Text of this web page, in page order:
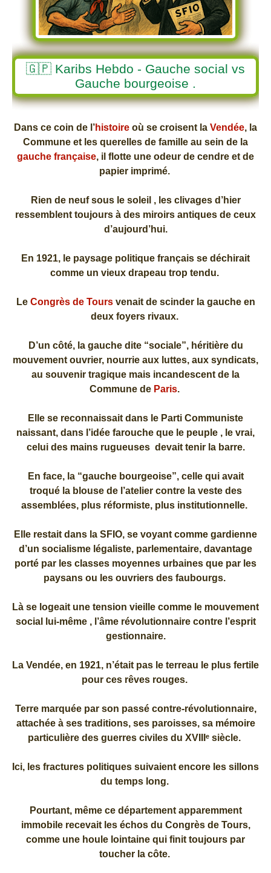
🇬🇵 Karibs Hebdo - Gauche social vs
Gauche bourgeoise .
Dans ce coin de l’histoire où se croisent la Vendée, la
Commune et les querelles de famille au sein de la
gauche française, il flotte une odeur de cendre et de
papier imprimé.
Rien de neuf sous le soleil , les clivages d’hier
ressemblent toujours à des miroirs antiques de ceux
d’aujourd’hui.
En 1921, le paysage politique français se déchirait
comme un vieux drapeau trop tendu.
Le Congrès de Toursvenait de scinder la gauche en
deux foyers rivaux.
D’un côté, la gauche dite “sociale”, héritière du
mouvement ouvrier, nourrie aux luttes, aux syndicats,
au souvenir tragique mais incandescent de la
Commune de Paris.
Elle se reconnaissait dans le Parti Communiste
naissant, dans l’idée farouche que le peuple , le vrai,
celui des mains rugueuses devait tenir la barre.
En face, la “gauche bourgeoise”, celle qui avait
troqué la blouse de l’atelier contre la veste des
assemblées, plus réformiste, plus institutionnelle.
Elle restait dans la SFIO, se voyant comme gardienne
d’un socialisme légaliste, parlementaire, davantage
porté par les classes moyennes urbaines que par les
paysans ou les ouvriers des faubourgs.
Là se logeait une tension vieille comme le mouvement
social lui-même , l’âme révolutionnaire contre l’esprit
gestionnaire.
La Vendée, en 1921, n’était pas le terreau le plus fertile
pour ces rêves rouges.
Terre marquée par son passé contre-révolutionnaire,
attachée à ses traditions, ses paroisses, sa mémoire
particulière des guerres civiles du XVIIIᵉ siècle.
Ici, les fractures politiques suivaient encore les sillons
du temps long.
Pourtant, même ce département apparemment
immobile recevait les échos du Congrès de Tours,
comme une houle lointaine qui finit toujours par
toucher la côte.